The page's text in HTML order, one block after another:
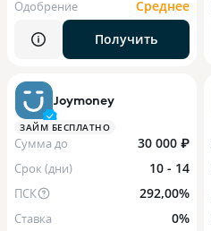
Одобрение
Среднее
Получить
Joymoney
ЗАЙМ БЕСПЛАТНО
Сумма до 30 000 ₽
Срок (дни) 10 - 14
ПСК 292,00%
Ставка 0%